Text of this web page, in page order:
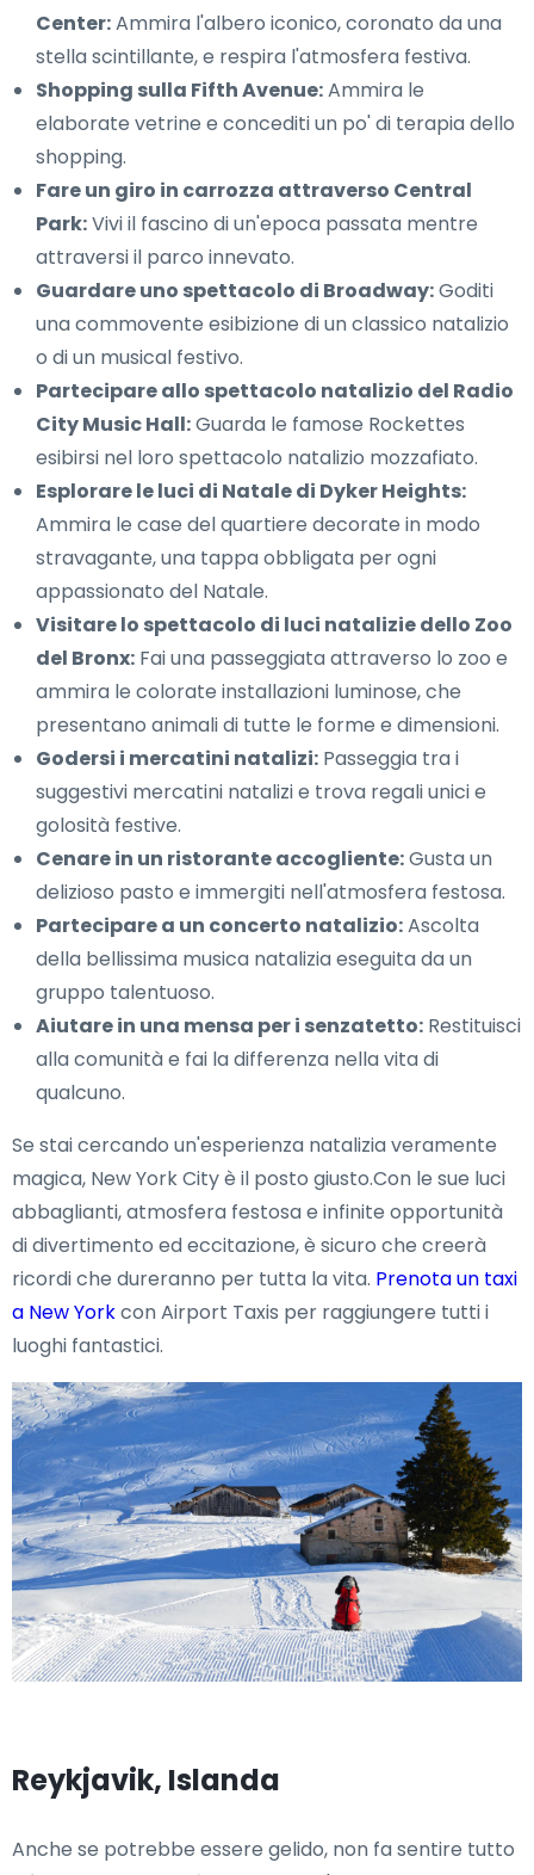
Center:Ammira l'albero iconico, coronato da una
stella scintillante, e respira l'atmosfera festiva.
Shopping sulla Fifth Avenue:Ammira le
elaborate vetrine e concediti un po' di terapia dello
shopping.
Fare un giro in carrozza attraverso Central
Park:Vivi il fascino di un'epoca passata mentre
attraversi il parco innevato.
Guardare uno spettacolo di Broadway:Goditi
una commovente esibizione di un classico natalizio
o di un musical festivo.
Partecipare allo spettacolo natalizio del Radio
City Music Hall:Guarda le famose Rockettes
esibirsi nel loro spettacolo natalizio mozzafiato.
Esplorare le luci di Natale di Dyker Heights:
Ammira le case del quartiere decorate in modo
stravagante, una tappa obbligata per ogni
appassionato del Natale.
Visitare lo spettacolo di luci natalizie dello Zoo
del Bronx: Fai una passeggiata attraverso lo zoo e
ammira le colorate installazioni luminose, che
presentano animali di tutte le forme e dimensioni.
Godersi i mercatini natalizi: Passeggia tra i
suggestivi mercatini natalizi e trova regali unici e
golosità festive.
Cenare in un ristorante accogliente:Gusta un
delizioso pasto e immergiti nell'atmosfera festosa.
Partecipare a un concerto natalizio:Ascolta
della bellissima musica natalizia eseguita da un
gruppo talentuoso.
Aiutare in una mensa per i senzatetto: Restituisci
alla comunità e fai la differenza nella vita di
qualcuno.
Se stai cercando un'esperienza natalizia veramente
magica, New York City è il posto giusto.Con le sue luci
abbaglianti, atmosfera festosa e infinite opportunità
di divertimento ed eccitazione, è sicuro che creerà
ricordi che dureranno per tutta la vita. Prenota un taxi
a New Yorkcon Airport Taxis per raggiungere tutti i
luoghi fantastici.
Reykjavik, Islanda
Anche se potrebbe essere gelido, non fa sentire tutto